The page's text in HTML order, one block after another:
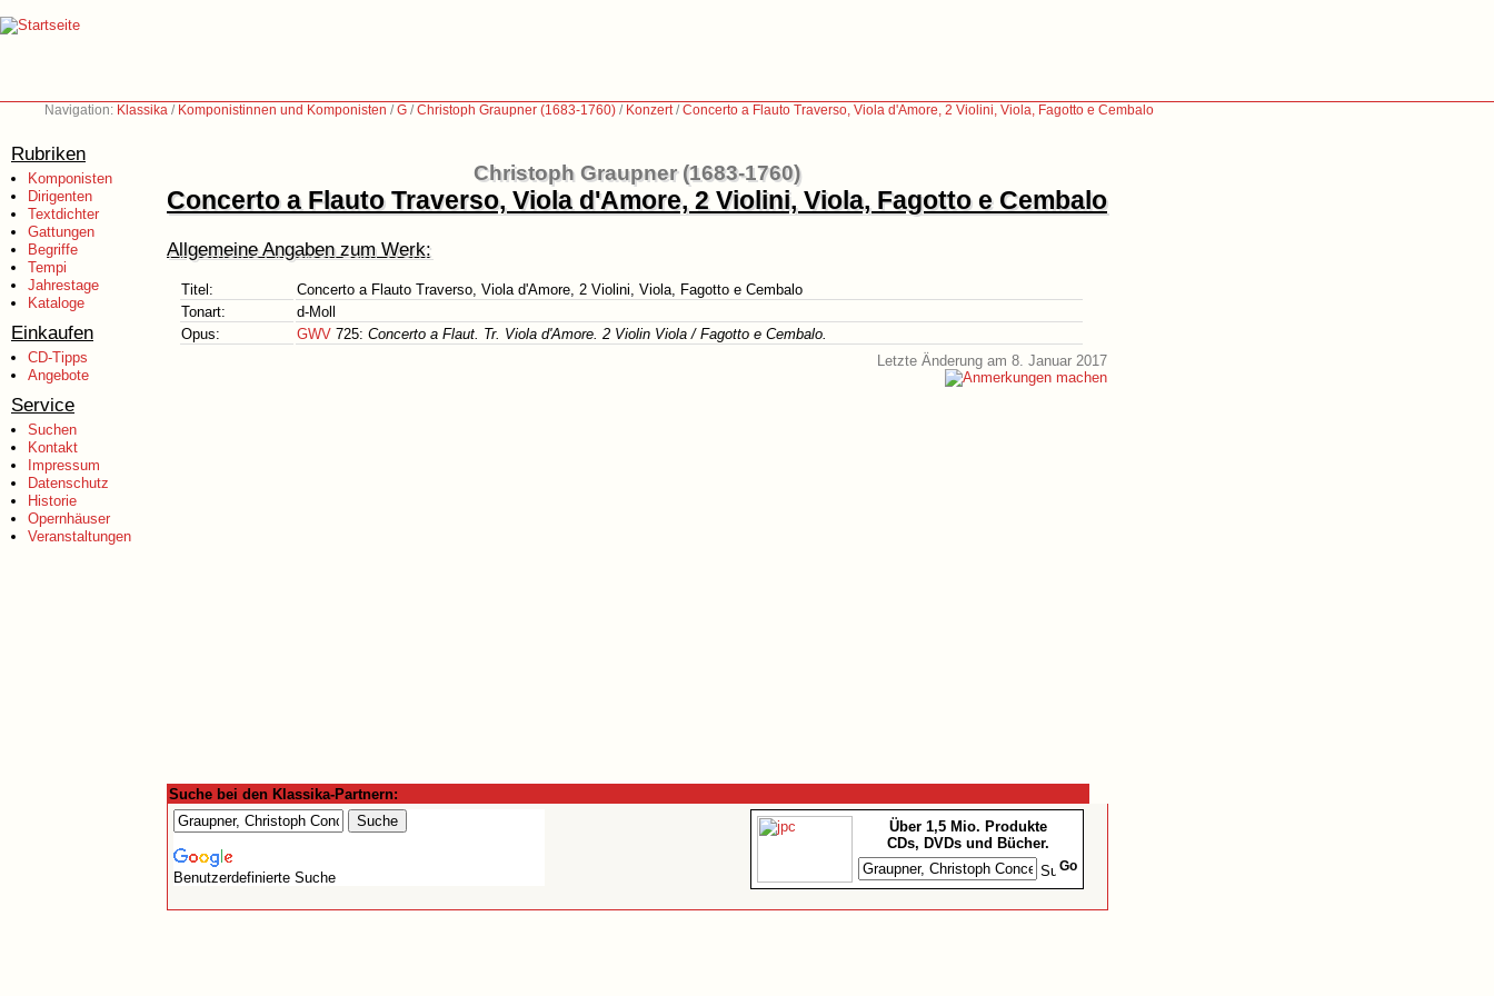
Navigation: Klassika / Komponistinnen und Komponisten /G /Christoph Graupner (1683-1760) / Konzert/Concerto a Flauto Traverso, Viola d'Amore, 2 Violini, Viola, Fagotto e Cembalo
Rubriken
Komponisten
Dirigenten
Textdichter
Gattungen
Begriffe
Tempi
Jahrestage
Kataloge
Einkaufen
CD-Tipps
Angebote
Service
Suchen
Kontakt
Impressum
Datenschutz
Historie
Opernhäuser
Veranstaltungen
Christoph Graupner (1683-1760)
Concerto a Flauto Traverso, Viola d'Amore, 2 Violini, Viola, Fagotto e Cembalo
Allgemeine Angaben zum Werk:
Titel:
Concerto a Flauto Traverso, Viola d'Amore, 2 Violini, Viola, Fagotto e Cembalo
Tonart:
d-Moll
Opus:
GWV 725: Concerto a Flaut. Tr. Viola d'Amore. 2 Violin Viola / Fagotto e Cembalo.
Letzte Änderung am 8. Januar 2017
Suche bei den Klassika-Partnern:
Benutzerdefinierte Suche
Über 1,5 Mio. Produkte
CDs, DVDs und Bücher.
Go